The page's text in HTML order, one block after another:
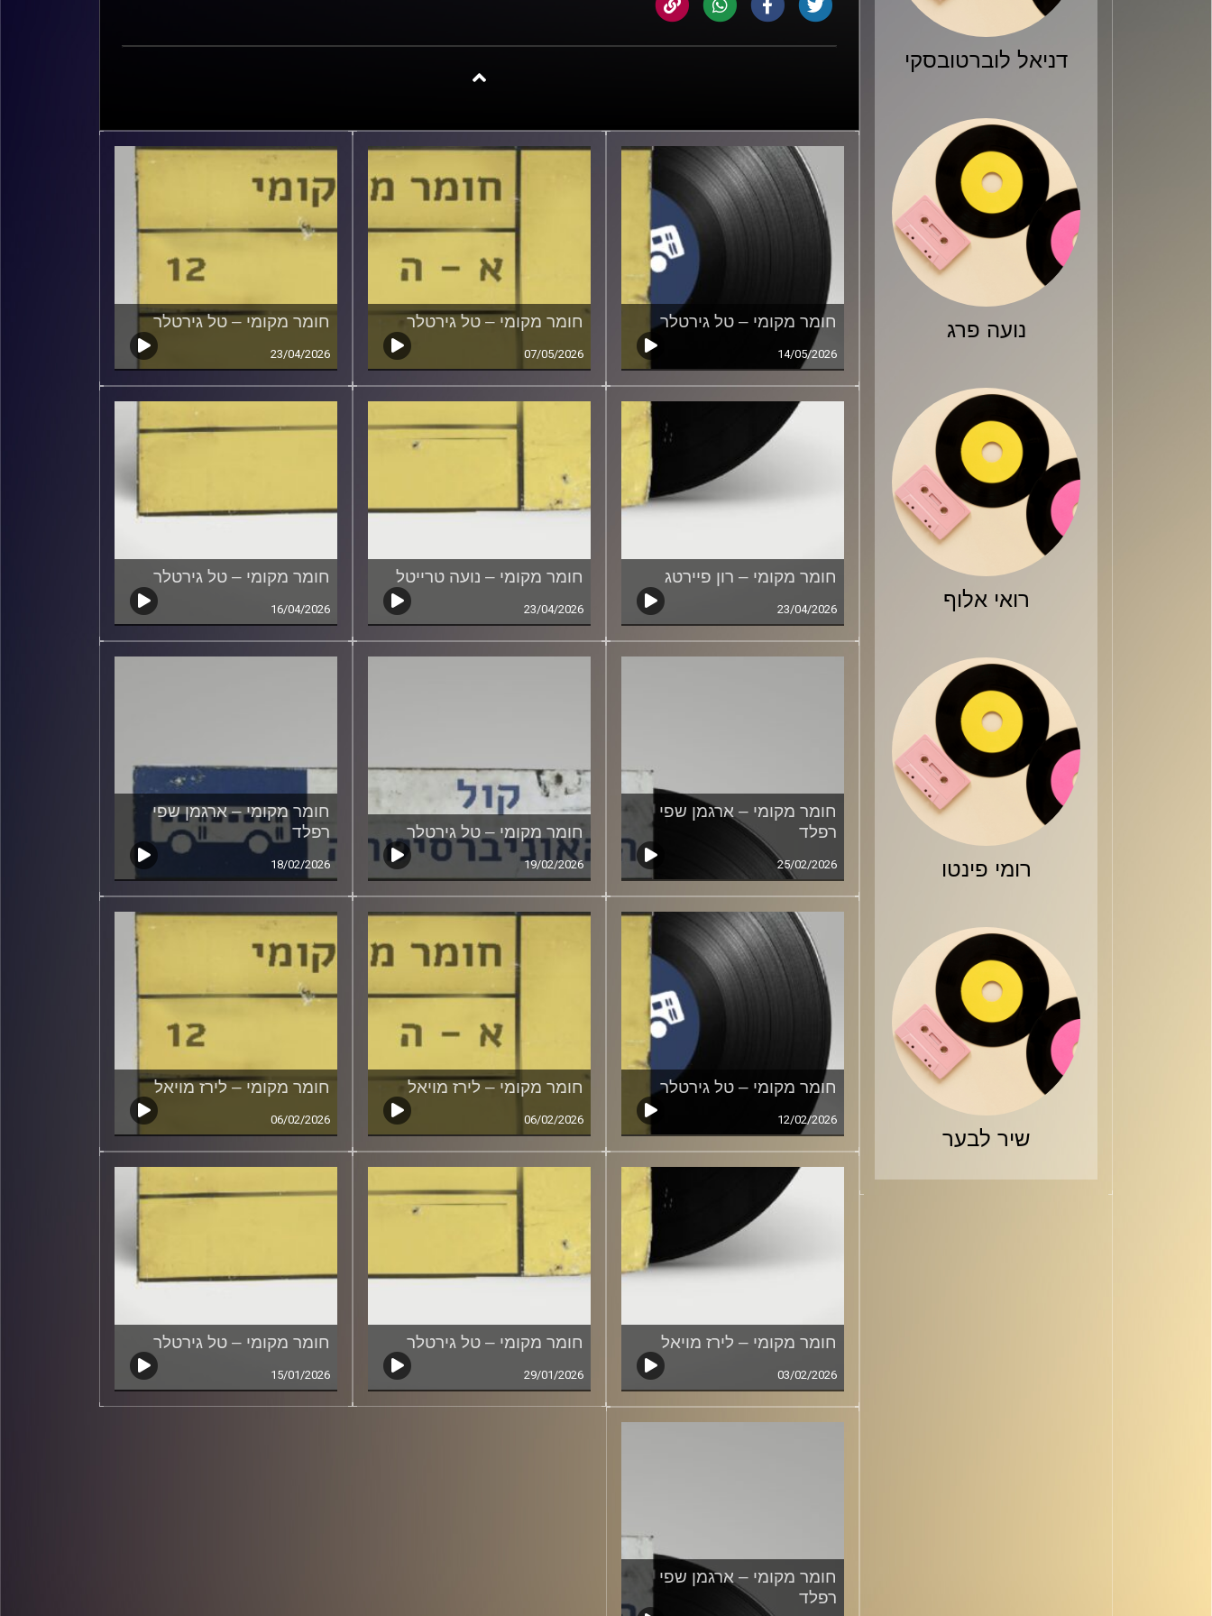
דניאל לוברטובסקי
נועה פרג
רואי אלוף
רומי פינטו
שיר לבער
חומר מקומי – טל גירטלר
14/05/2026
חומר מקומי – טל גירטלר
07/05/2026
חומר מקומי – טל גירטלר
23/04/2026
חומר מקומי – רון פיירטג
23/04/2026
חומר מקומי – נועה טרייטל
23/04/2026
חומר מקומי – טל גירטלר
16/04/2026
חומר מקומי – ארגמן שפי
רפלד
25/02/2026
חומר מקומי – טל גירטלר
19/02/2026
חומר מקומי – ארגמן שפי
רפלד
18/02/2026
חומר מקומי – טל גירטלר
12/02/2026
חומר מקומי – לירז מויאל
06/02/2026
חומר מקומי – לירז מויאל
06/02/2026
חומר מקומי – לירז מויאל
03/02/2026
חומר מקומי – טל גירטלר
29/01/2026
חומר מקומי – טל גירטלר
15/01/2026
חומר מקומי – ארגמן שפי
רפלד